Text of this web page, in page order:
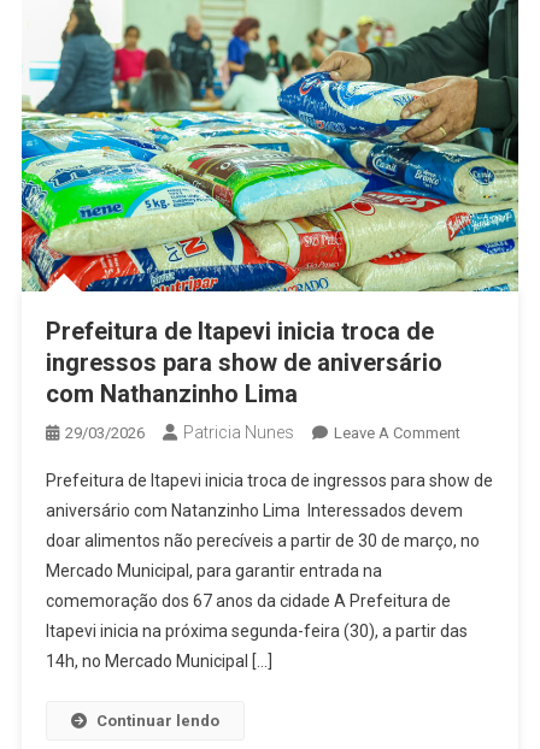
Prefeitura de Itapevi inicia troca de
ingressos para show de aniversário
com Nathanzinho Lima
29/03/2026 Patricia Nunes Leave A CommentOn
De
Itapevi
Inicia
Ingressos
Prefeitura de Itapevi inicia troca de ingressos para show de
aniversário com Natanzinho Lima Interessados devem
doar alimentos não perecíveis a partir de 30 de março, no
Mercado Municipal, para garantir entrada na
comemoração dos 67 anos da cidade A Prefeitura de
Itapevi inicia na próxima segunda-feira (30), a partir das
14h, no Mercado Municipal […]
Continuar lendo